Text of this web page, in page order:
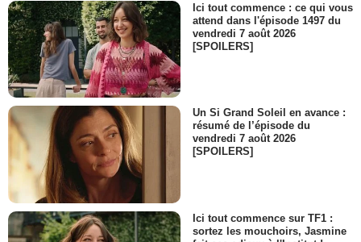
Ici tout commence : ce qui vous
attend dans l'épisode 1497 du
vendredi 7 août 2026
[SPOILERS]
Un Si Grand Soleil en avance :
résumé de l’épisode du
vendredi 7 août 2026
[SPOILERS]
Ici tout commence sur TF1 :
sortez les mouchoirs, Jasmine